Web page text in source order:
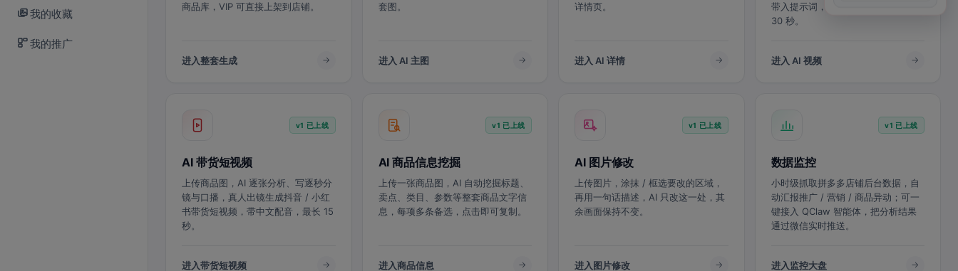
我的收藏
我的推广
商品库，VIP 可直接上架到店铺。
进入整套生成
套图。
进入 AI 主图
详情页。
进入 AI 详情
带入提示词，适配多平台比例，最长
30 秒。
进入 AI 视频
v1 已上线
AI 带货短视频
上传商品图，AI 逐张分析、写逐秒分
镜与口播，真人出镜生成抖音 / 小红
书带货短视频，带中文配音，最长 15
秒。
进入带货短视频
v1 已上线
AI 商品信息挖掘
上传一张商品图，AI 自动挖掘标题、
卖点、类目、参数等整套商品文字信
息，每项多条备选，点击即可复制。
进入商品信息
v1 已上线
AI 图片修改
上传图片，涂抹 / 框选要改的区域，
再用一句话描述，AI 只改这一处，其
余画面保持不变。
进入图片修改
v1 已上线
数据监控
小时级抓取拼多多店铺后台数据，自
动汇报推广 / 营销 / 商品异动；可一
键接入 QClaw 智能体，把分析结果
通过微信实时推送。
进入监控大盘